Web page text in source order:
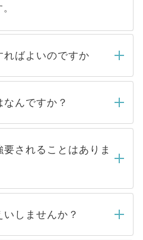
ればよいのですか
たら、弊社担当者がご
、その後メールもしくは
日以内にはご連絡をせて
、しばらくお待ちくださ
んですか？
で取り扱っている求人の
サイトからご覧いただ
人」です。非公開求人は
て、一般には公開してい
ため 人気のある医療機
と、応募が殺到する場
されることはありま
ることは一切ありませ
募先から内定をいただい
しませんか？